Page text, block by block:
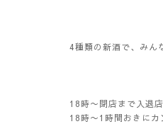
4種類の新酒で、みん
18時〜閉店まで入退
18時〜1時間おきに